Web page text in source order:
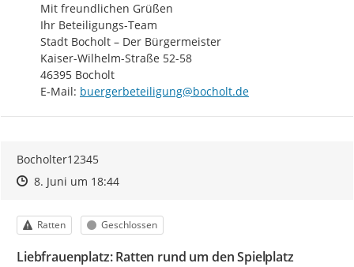
Mit freundlichen Grüßen
Ihr Beteiligungs-Team
Stadt Bocholt – Der Bürgermeister
Kaiser-Wilhelm-Straße 52-58
46395 Bocholt
E-Mail: buergerbeteiligung@bocholt.de
Bocholter12345
Zeitpunkt des Erstellens
Zeitpunkt des Erstellens
8. Juni um 18:44Zur Äußerung
Kategorie
Ratten Status
Geschlossen
Liebfrauenplatz: Ratten rund um den Spielplatz